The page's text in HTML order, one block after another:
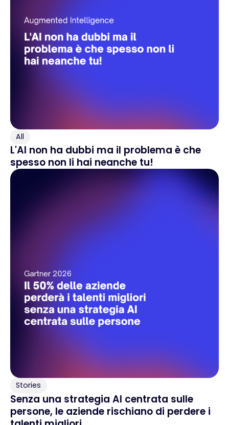
All
L'AI non ha dubbi ma il problema è che
spesso non li hai neanche tu!
Stories
Senza una strategia AI centrata sulle
persone, le aziende rischiano di perdere i